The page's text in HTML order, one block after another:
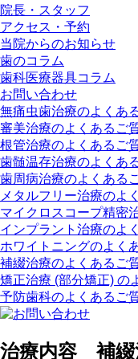
院長・スタッフ
アクセス・予約
当院からのお知らせ
歯のコラム
歯科医療器具コラム
お問い合わせ
無痛虫歯治療のよくあ
審美治療のよくあるご
根管治療のよくあるご
歯髄温存治療のよくあ
歯周病治療のよくある
メタルフリー治療のよ
マイクロスコープ精密
インプラント治療のよ
ホワイトニングのよく
補綴治療のよくあるご
矯正治療 (部分矯正) の
予防歯科のよくあるご
治療内容 補綴